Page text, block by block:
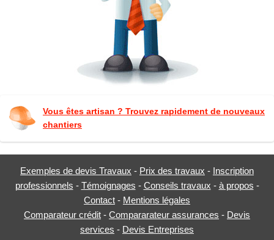
Vous êtes artisan ? Trouvez rapidement de nouveaux
chantiers
Exemples de devis Travaux - Prix des travaux - Inscription
professionnels - Témoignages - Conseils travaux - à propos -
Contact - Mentions légales
Comparateur crédit - Compararateur assurances - Devis
services - Devis Entreprises